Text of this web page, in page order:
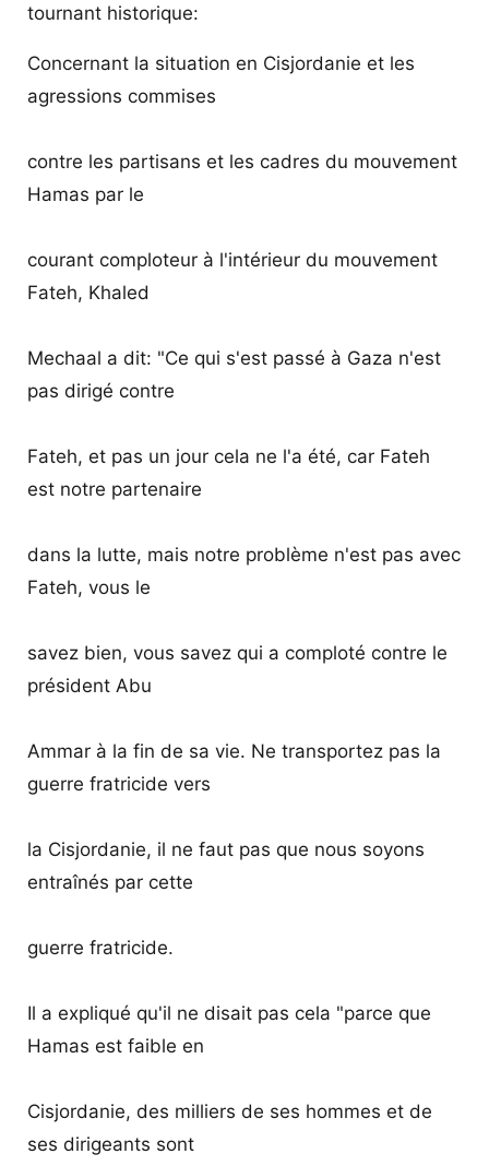
tournant historique:
Concernant la situation en Cisjordanie et les
agressions commises
contre les partisans et les cadres du mouvement
Hamas par le
courant comploteur à l'intérieur du mouvement
Fateh, Khaled
Mechaal a dit: "Ce qui s'est passé à Gaza n'est
pas dirigé contre
Fateh, et pas un jour cela ne l'a été, car Fateh
est notre partenaire
dans la lutte, mais notre problème n'est pas avec
Fateh, vous le
savez bien, vous savez qui a comploté contre le
président Abu
Ammar à la fin de sa vie. Ne transportez pas la
guerre fratricide vers
la Cisjordanie, il ne faut pas que nous soyons
entraînés par cette
guerre fratricide.
Il a expliqué qu'il ne disait pas cela "parce que
Hamas est faible en
Cisjordanie, des milliers de ses hommes et de
ses dirigeants sont